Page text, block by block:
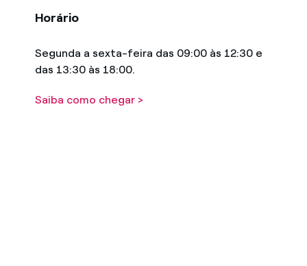
Horário
Segunda a sexta-feira das 09:00 às 12:30 e
das 13:30 às 18:00.
Saiba como chegar >